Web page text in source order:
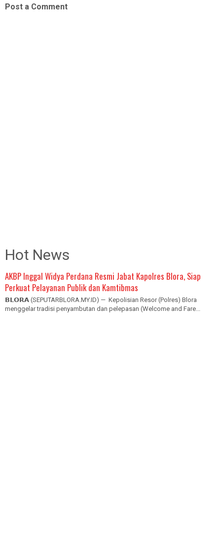
Post a Comment
Hot News
AKBP Inggal Widya Perdana Resmi Jabat Kapolres Blora, Siap
Perkuat Pelayanan Publik dan Kamtibmas
𝗕𝗟𝗢𝗥𝗔 (SEPUTARBLORA.MY.ID) — Kepolisian Resor (Polres) Blora
menggelar tradisi penyambutan dan pelepasan (Welcome and Fare...